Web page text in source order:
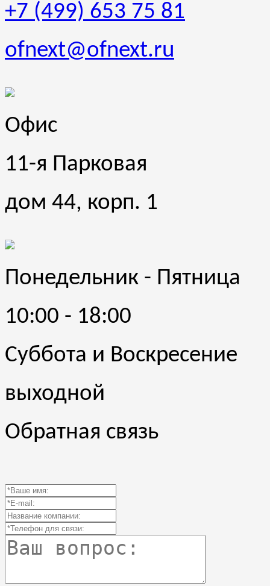
+7 (499) 653 75 81
ofnext@ofnext.ru
Офис
11-я Парковая
дом 44, корп. 1
Понедельник - Пятница
10:00 - 18:00
Суббота и Воскресение
выходной
Обратная связь